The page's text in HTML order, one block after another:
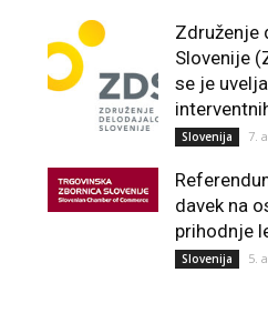
Združenje
Slovenije
se je
Slovenija 7.
davek na
prihodnje
Slovenija 5.